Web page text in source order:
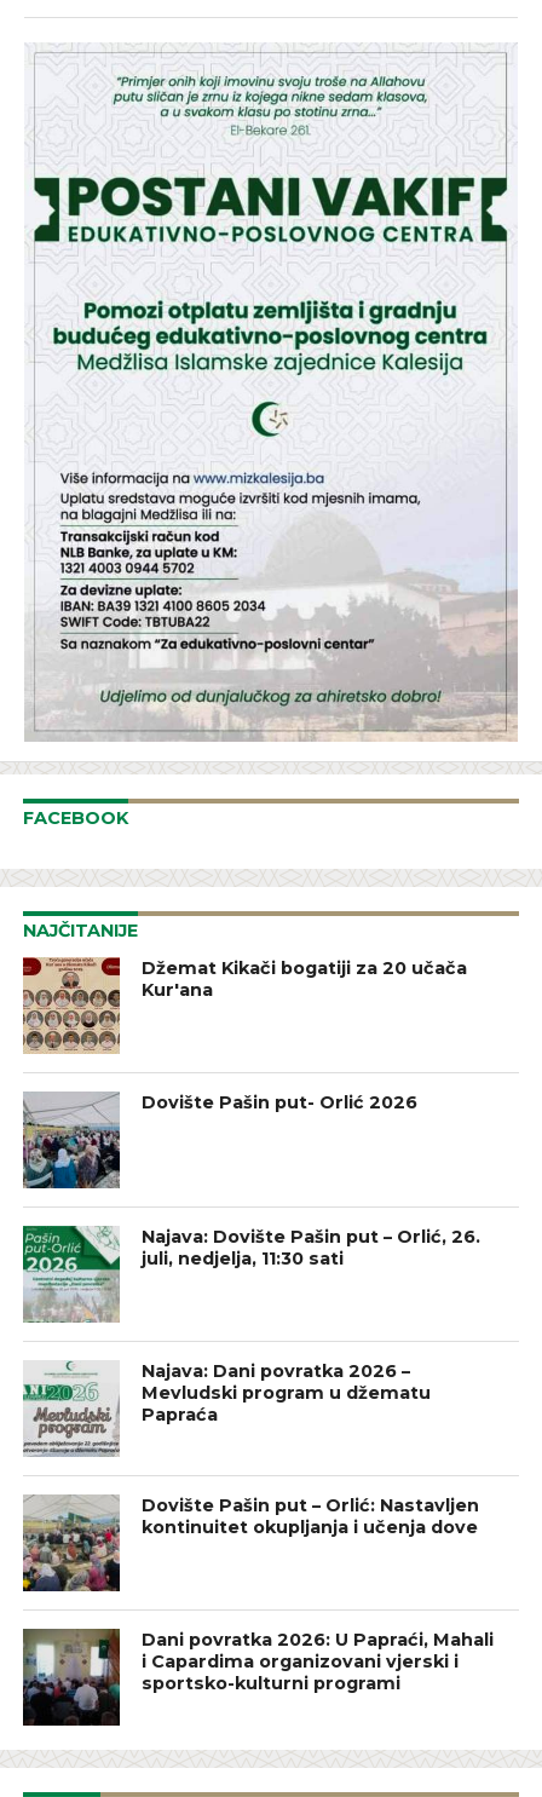
FACEBOOK
NAJČITANIJE
Džemat Kikači bogatiji za 20 učača
Kur'ana
Dovište Pašin put- Orlić 2026
Najava: Dovište Pašin put – Orlić, 26.
juli, nedjelja, 11:30 sati
Najava: Dani povratka 2026 –
Mevludski program u džematu
Papraća
Dovište Pašin put – Orlić: Nastavljen
kontinuitet okupljanja i učenja dove
Dani povratka 2026: U Papraći, Mahali
i Capardima organizovani vjerski i
sportsko-kulturni programi